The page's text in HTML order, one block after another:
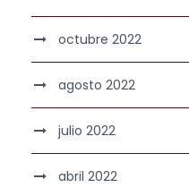
octubre 2022
agosto 2022
julio 2022
abril 2022